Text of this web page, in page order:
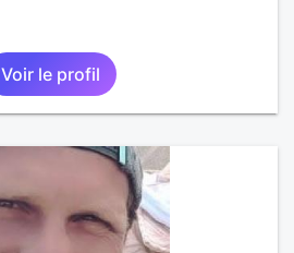
Voir le profil